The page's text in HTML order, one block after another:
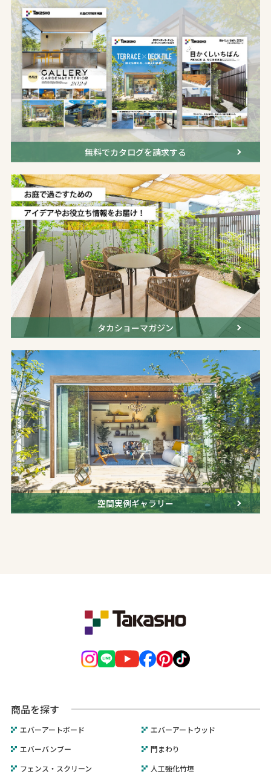
無料でカタログを請求する
タカショーマガジン
空間実例ギャラリー
商品を探す
エバーアートボード
エバーアートウッド
エバーバンブー
門まわり
フェンス・スクリーン
人工強化竹垣